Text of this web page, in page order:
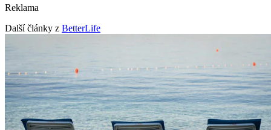
Reklama
Další články z BetterLife